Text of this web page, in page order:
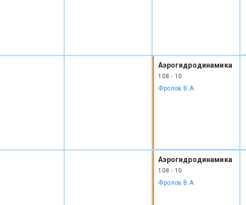
Аэрогидродинамика
108 - 10
Фролов В.А.
Аэрогидродинамика
108 - 10
Фролов В.А.